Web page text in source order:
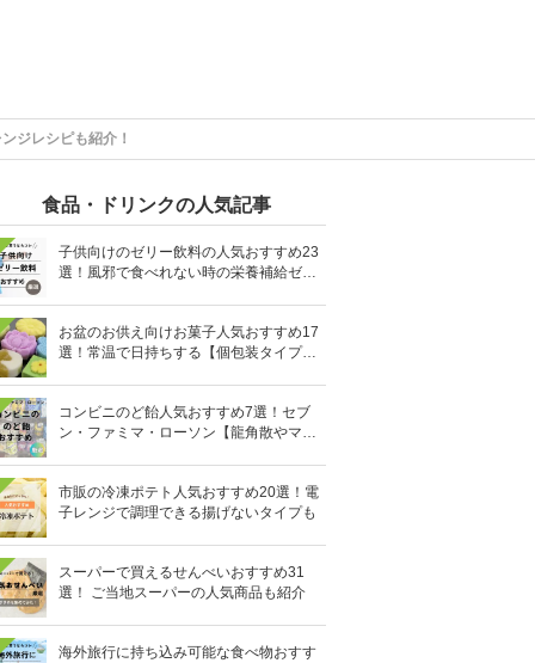
ジレシピも紹介！
食品・ドリンクの人気記事
子供向けのゼリー飲料の人気おすすめ23
選！風邪で食べれない時の栄養補給ゼリ
お盆のお供え向けお菓子人気おすすめ17
選！常温で日持ちする【個包装タイプ
コンビニのど飴人気おすすめ7選！セブ
ン・ファミマ・ローソン【龍角散やマヌ
市販の冷凍ポテト人気おすすめ20選！電
子レンジで調理できる揚げないタイプも
スーパーで買えるせんべいおすすめ31
選！ ご当地スーパーの人気商品も紹介
海外旅行に持ち込み可能な食べ物おすす